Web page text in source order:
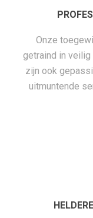
Onze
getraind in
zijn ook
uitmuntende